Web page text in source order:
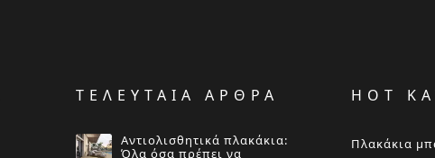
ΤΕΛΕΥΤΑΙΑ ΑΡΘΡΑ
Αντιολισθητικά πλακάκια:
Όλα όσα πρέπει να
HOT
Πλακάκια